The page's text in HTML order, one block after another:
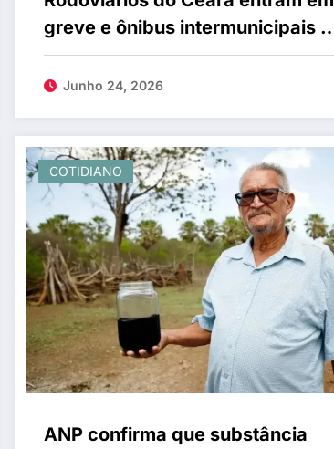
greve e ônibus intermunicipais e
interestaduais são afetados
Junho 24, 2026
COTIDIANO
ANP confirma que substância